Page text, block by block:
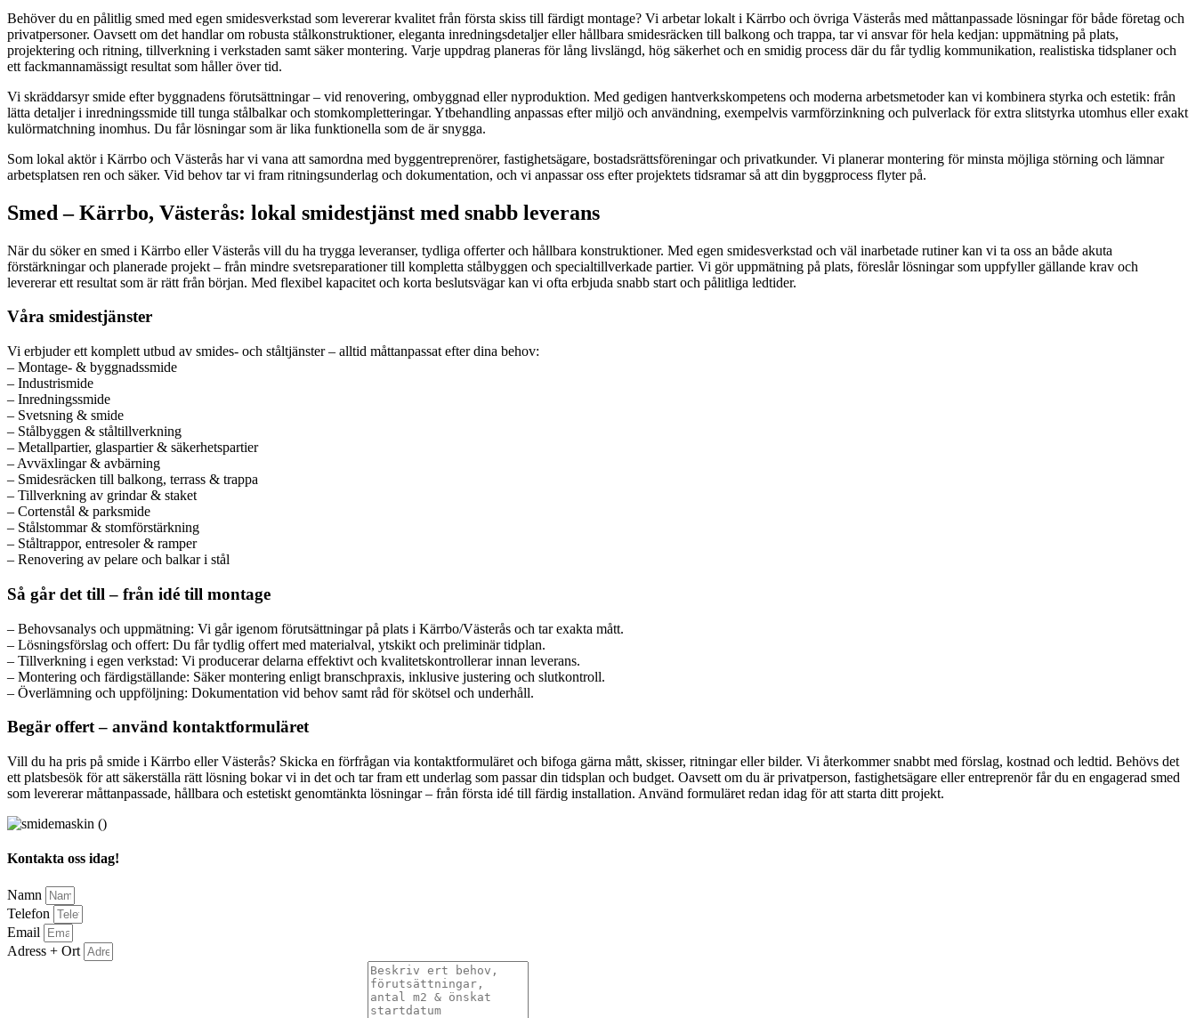
Behöver du en pålitlig smed med egen smidesverkstad som levererar kvalitet från första skiss till färdigt montage? Vi arbetar lokalt i Kärrbo och övriga Västerås med måttanpassade lösningar för både företag och
privatpersoner. Oavsett om det handlar om robusta stålkonstruktioner, eleganta inredningsdetaljer eller hållbara smidesräcken till balkong och trappa, tar vi ansvar för hela kedjan: uppmätning på plats,
projektering och ritning, tillverkning i verkstaden samt säker montering. Varje uppdrag planeras för lång livslängd, hög säkerhet och en smidig process där du får tydlig kommunikation, realistiska tidsplaner och
ett fackmannamässigt resultat som håller över tid.
Vi skräddarsyr smide efter byggnadens förutsättningar – vid renovering, ombyggnad eller nyproduktion. Med gedigen hantverkskompetens och moderna arbetsmetoder kan vi kombinera styrka och estetik: från
lätta detaljer i inredningssmide till tunga stålbalkar och stomkompletteringar. Ytbehandling anpassas efter miljö och användning, exempelvis varmförzinkning och pulverlack för extra slitstyrka utomhus eller exakt
kulörmatchning inomhus. Du får lösningar som är lika funktionella som de är snygga.
Som lokal aktör i Kärrbo och Västerås har vi vana att samordna med byggentreprenörer, fastighetsägare, bostadsrättsföreningar och privatkunder. Vi planerar montering för minsta möjliga störning och lämnar
arbetsplatsen ren och säker. Vid behov tar vi fram ritningsunderlag och dokumentation, och vi anpassar oss efter projektets tidsramar så att din byggprocess flyter på.
Smed – Kärrbo, Västerås: lokal smidestjänst med snabb leverans
När du söker en smed i Kärrbo eller Västerås vill du ha trygga leveranser, tydliga offerter och hållbara konstruktioner. Med egen smidesverkstad och väl inarbetade rutiner kan vi ta oss an både akuta
förstärkningar och planerade projekt – från mindre svetsreparationer till kompletta stålbyggen och specialtillverkade partier. Vi gör uppmätning på plats, föreslår lösningar som uppfyller gällande krav och
levererar ett resultat som är rätt från början. Med flexibel kapacitet och korta beslutsvägar kan vi ofta erbjuda snabb start och pålitliga ledtider.
Våra smidestjänster
Vi erbjuder ett komplett utbud av smides- och ståltjänster – alltid måttanpassat efter dina behov:
– Montage- & byggnadssmide
– Industrismide
– Inredningssmide
– Svetsning & smide
– Stålbyggen & ståltillverkning
– Metallpartier, glaspartier & säkerhetspartier
– Avväxlingar & avbärning
– Smidesräcken till balkong, terrass & trappa
– Tillverkning av grindar & staket
– Cortenstål & parksmide
– Stålstommar & stomförstärkning
– Ståltrappor, entresoler & ramper
– Renovering av pelare och balkar i stål
Så går det till – från idé till montage
– Behovsanalys och uppmätning: Vi går igenom förutsättningar på plats i Kärrbo/Västerås och tar exakta mått.
– Lösningsförslag och offert: Du får tydlig offert med materialval, ytskikt och preliminär tidplan.
– Tillverkning i egen verkstad: Vi producerar delarna effektivt och kvalitetskontrollerar innan leverans.
– Montering och färdigställande: Säker montering enligt branschpraxis, inklusive justering och slutkontroll.
– Överlämning och uppföljning: Dokumentation vid behov samt råd för skötsel och underhåll.
Begär offert – använd kontaktformuläret
Vill du ha pris på smide i Kärrbo eller Västerås? Skicka en förfrågan via kontaktformuläret och bifoga gärna mått, skisser, ritningar eller bilder. Vi återkommer snabbt med förslag, kostnad och ledtid. Behövs det
ett platsbesök för att säkerställa rätt lösning bokar vi in det och tar fram ett underlag som passar din tidsplan och budget. Oavsett om du är privatperson, fastighetsägare eller entreprenör får du en engagerad smed
som levererar måttanpassade, hållbara och estetiskt genomtänkta lösningar – från första idé till färdig installation. Använd formuläret redan idag för att starta ditt projekt.
Kontakta oss idag!
Namn
Telefon
Email
Adress + Ort